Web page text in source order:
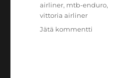
Avainsanat
airliner, mtb-enduro,
vittoria airliner
Jätä kommentti